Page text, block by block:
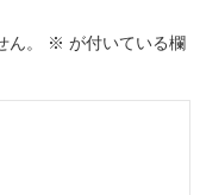
。 ※ が付いている欄